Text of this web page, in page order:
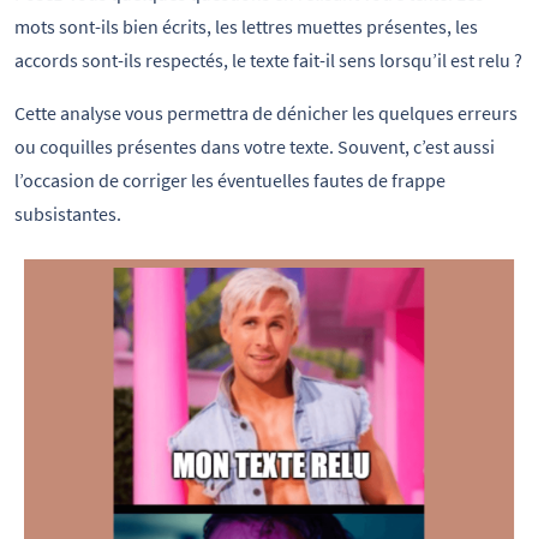
mots sont-ils bien écrits, les lettres muettes présentes, les
accords sont-ils respectés, le texte fait-il sens lorsqu’il est relu ?
Cette analyse vous permettra de dénicher les quelques erreurs
ou coquilles présentes dans votre texte. Souvent, c’est aussi
l’occasion de corriger les éventuelles fautes de frappe
subsistantes.